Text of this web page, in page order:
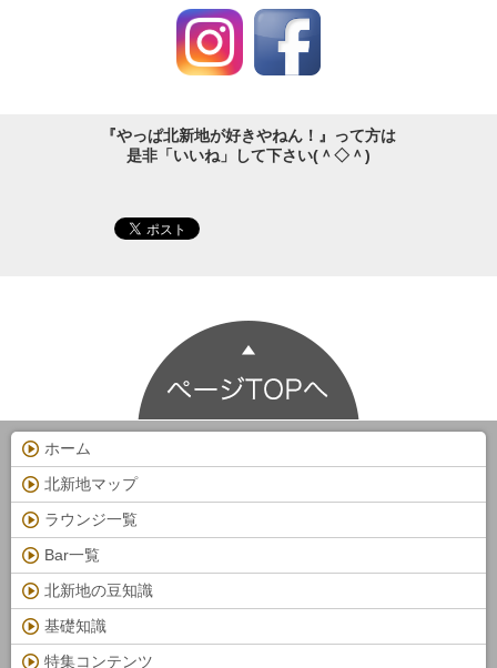
『やっぱ北新地が好きやねん！』って方は
是非「いいね」して下さい(＾◇＾)
ホーム
北新地マップ
ラウンジ一覧
Bar一覧
北新地の豆知識
基礎知識
特集コンテンツ